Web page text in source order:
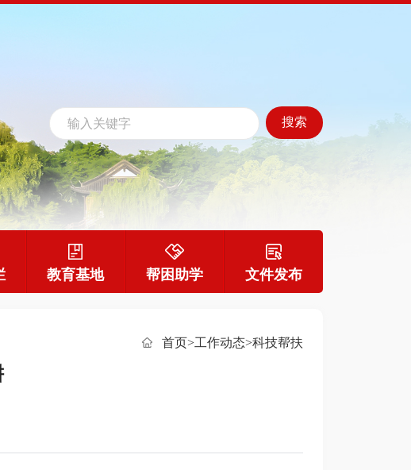
教育基地 帮困助学 文件发布
首页>工作动态>科技帮扶